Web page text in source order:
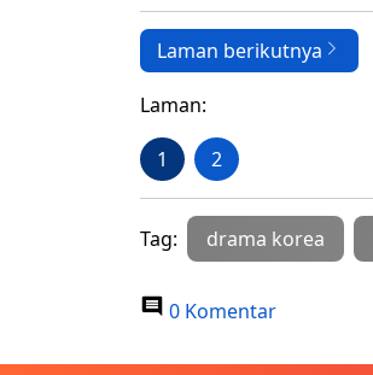
Laman berikutnya
Laman:
1 2
Tag: drama korea
0 Komentar